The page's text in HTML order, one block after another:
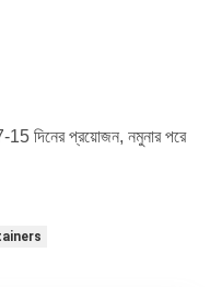
15 দিনের প্রয়োজন, নমুনার পরে